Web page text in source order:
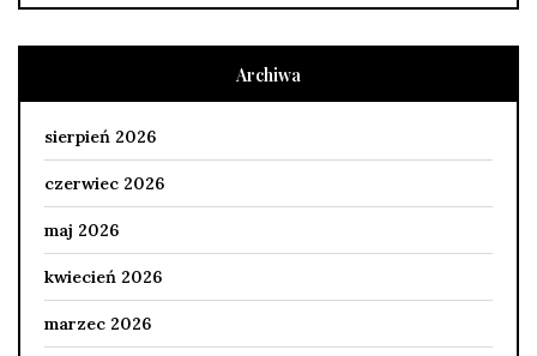
Archiwa
sierpień 2026
czerwiec 2026
maj 2026
kwiecień 2026
marzec 2026